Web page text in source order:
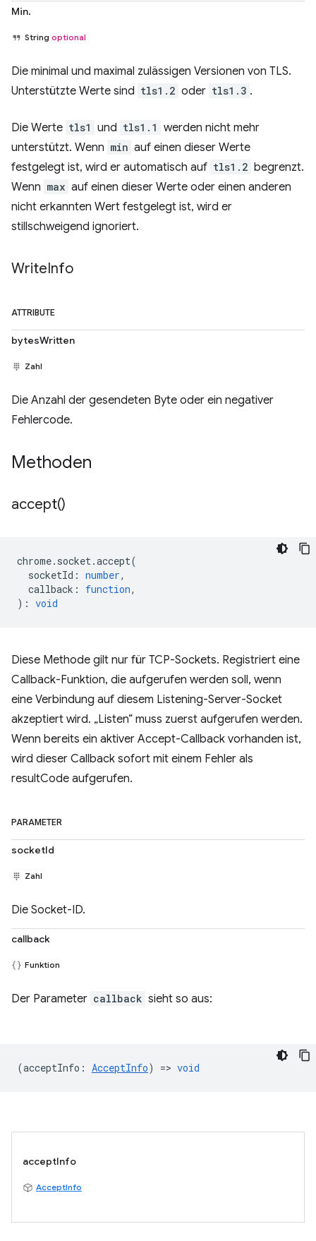
Min.
String optional
Die minimal und maximal zulässigen Versionen von TLS.
Unterstützte Werte sind tls1.2 oder tls1.3 .
Die Werte tls1 und tls1.1 werden nicht mehr
unterstützt. Wenn min auf einen dieser Werte
festgelegt ist, wird er automatisch auf tls1.2 begrenzt.
Wenn max auf einen dieser Werte oder einen anderen
nicht erkannten Wert festgelegt ist, wird er
stillschweigend ignoriert.
WriteInfo
ATTRIBUTE
bytesWritten
Zahl
Die Anzahl der gesendeten Byte oder ein negativer
Fehlercode.
Methoden
accept()
chrome. socket.accept(
socketId : number,
callback : function,
) : void
Diese Methode gilt nur für TCP-Sockets. Registriert eine
Callback-Funktion, die aufgerufen werden soll, wenn
eine Verbindung auf diesem Listening-Server-Socket
akzeptiert wird. „Listen“ muss zuerst aufgerufen werden.
Wenn bereits ein aktiver Accept-Callback vorhanden ist,
wird dieser Callback sofort mit einem Fehler als
resultCode aufgerufen.
PARAMETER
socketId
Zahl
Die Socket-ID.
callback
Funktion
Der Parameter callback sieht so aus:
(acceptInfo : AcceptInfo) => void
acceptInfo
AcceptInfo